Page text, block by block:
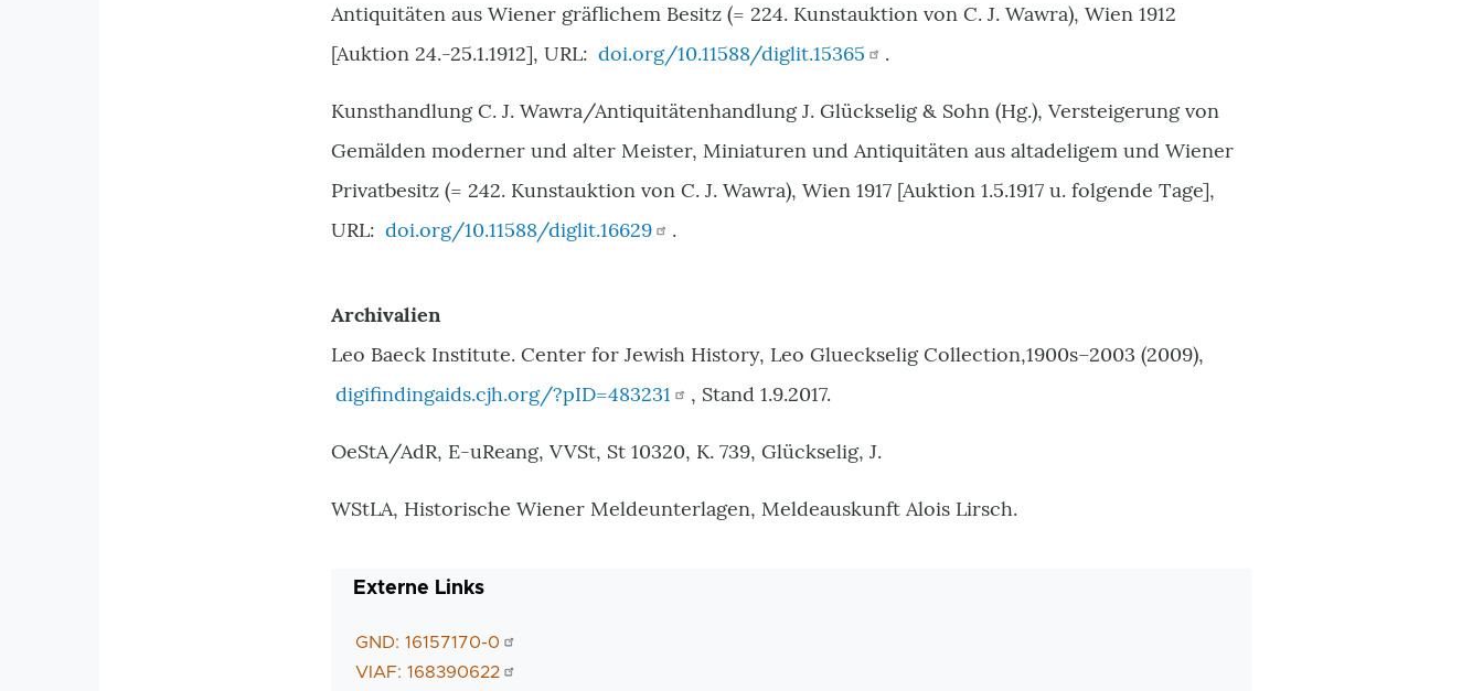
Antiquitäten aus Wiener gräflichem Besitz (= 224. Kunstauktion von C. J. Wawra), Wien 1912
[Auktion 24.-25.1.1912], URL: doi.org/10.11588/diglit.15365 .
Kunsthandlung C. J. Wawra/Antiquitätenhandlung J. Glückselig & Sohn (Hg.), Versteigerung von
Gemälden moderner und alter Meister, Miniaturen und Antiquitäten aus altadeligem und Wiener
Privatbesitz (= 242. Kunstauktion von C. J. Wawra), Wien 1917 [Auktion 1.5.1917 u. folgende Tage],
URL: doi.org/10.11588/diglit.16629 .
Archivalien
Leo Baeck Institute. Center for Jewish History, Leo Glueckselig Collection,1900s–2003 (2009),
digifindingaids.cjh.org/?pID=483231
, Stand 1.9.2017.
OeStA/AdR, E-uReang, VVSt, St 10320, K. 739, Glückselig, J.
WStLA, Historische Wiener Meldeunterlagen, Meldeauskunft Alois Lirsch.
Externe Links
GND: 16157170-0
VIAF: 168390622